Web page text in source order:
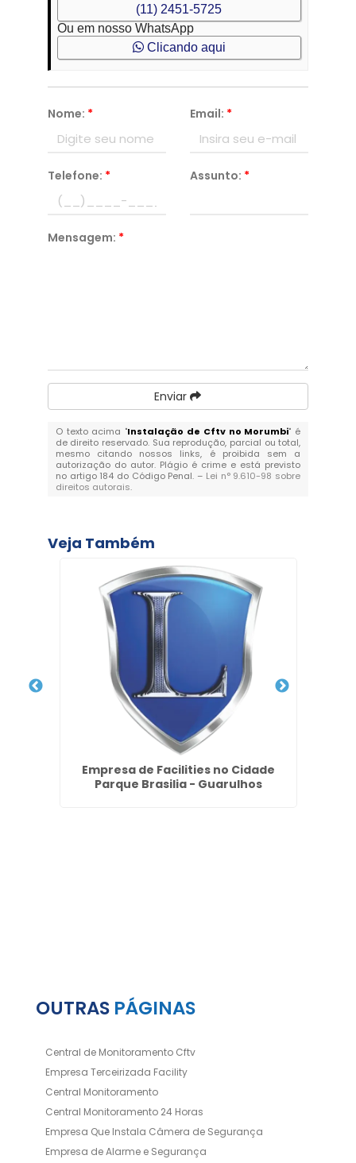
(11) 2451-5725
Ou em nosso WhatsApp
Clicando aqui
Nome: * Email: *
Telefone: * Assunto: *
Mensagem: *
Enviar
O texto acima "Instalação de Cftv no Morumbi" é
de direito reservado. Sua reprodução, parcial ou total,
mesmo citando nossos links, é proibida sem a
autorização do autor. Plágio é crime e está previsto
no artigo 184 do Código Penal. – Lei n° 9.610-98 sobre
direitos autorais.
Veja Também
Empresa de Facilities no Cidade
Parque Brasilia - Guarulhos
OUTRAS PÁGINAS
Central de Monitoramento Cftv
Empresa Terceirizada Facility
Central Monitoramento
Central Monitoramento 24 Horas
Empresa Que Instala Câmera de Segurança
Empresa de Alarme e Segurança